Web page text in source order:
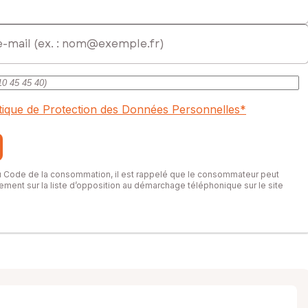
au RSAC de AUXERRE sous le numéro 838 128
de Protection des Données Personnelles*
Code de la consommation, il est rappelé que le consommateur peut
sur la liste d’opposition au démarchage téléphonique sur le site